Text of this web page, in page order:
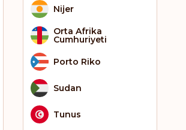
Nijer
Orta Afrika
Cumhuriyeti
Porto Riko
Sudan
Tunus